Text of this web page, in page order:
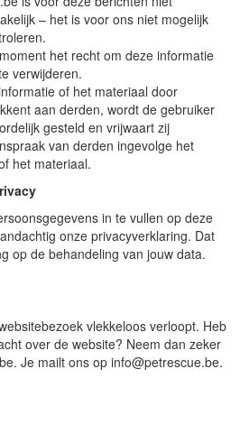
– het is voor ons niet mogelijk
het recht om deze informatie
verwijderen.
of het materiaal door
aan derden, wordt de gebruiker
gesteld en vrijwaart zij
van derden ingevolge het
het materiaal.
in te vullen op deze
onze privacyverklaring. Dat
op de behandeling van jouw data.
vlekkeloos verloopt. Heb
over de website? Neem dan zeker
Je mailt ons op info@petrescue.be.